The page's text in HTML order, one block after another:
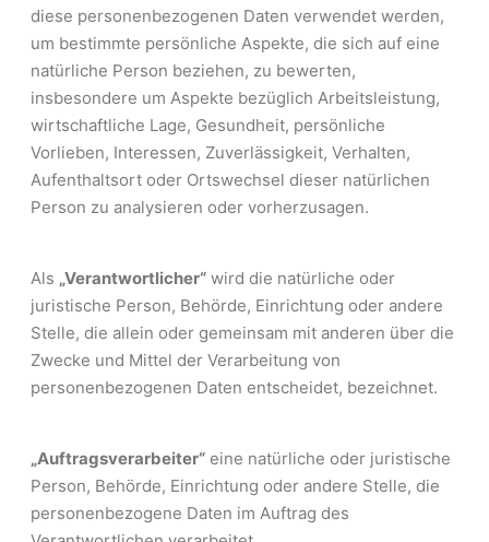
diese personenbezogenen Daten verwendet werden,
um bestimmte persönliche Aspekte, die sich auf eine
natürliche Person beziehen, zu bewerten,
insbesondere um Aspekte bezüglich Arbeitsleistung,
wirtschaftliche Lage, Gesundheit, persönliche
Vorlieben, Interessen, Zuverlässigkeit, Verhalten,
Aufenthaltsort oder Ortswechsel dieser natürlichen
Person zu analysieren oder vorherzusagen.
Als „Verantwortlicher“ wird die natürliche oder
juristische Person, Behörde, Einrichtung oder andere
Stelle, die allein oder gemeinsam mit anderen über die
Zwecke und Mittel der Verarbeitung von
personenbezogenen Daten entscheidet, bezeichnet.
„Auftragsverarbeiter“ eine natürliche oder juristische
Person, Behörde, Einrichtung oder andere Stelle, die
personenbezogene Daten im Auftrag des